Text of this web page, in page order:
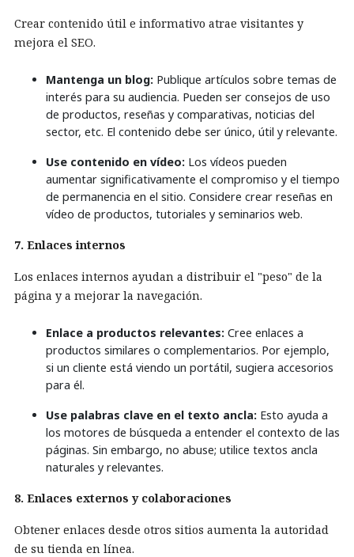
Crear contenido útil e informativo atrae visitantes y
mejora el SEO.
Mantenga un blog: Publique artículos sobre temas de
interés para su audiencia. Pueden ser consejos de uso
de productos, reseñas y comparativas, noticias del
sector, etc. El contenido debe ser único, útil y relevante.
Use contenido en vídeo: Los vídeos pueden
aumentar significativamente el compromiso y el tiempo
de permanencia en el sitio. Considere crear reseñas en
vídeo de productos, tutoriales y seminarios web.
7. Enlaces internos
Los enlaces internos ayudan a distribuir el "peso" de la
página y a mejorar la navegación.
Enlace a productos relevantes: Cree enlaces a
productos similares o complementarios. Por ejemplo,
si un cliente está viendo un portátil, sugiera accesorios
para él.
Use palabras clave en el texto ancla: Esto ayuda a
los motores de búsqueda a entender el contexto de las
páginas. Sin embargo, no abuse; utilice textos ancla
naturales y relevantes.
8. Enlaces externos y colaboraciones
Obtener enlaces desde otros sitios aumenta la autoridad
de su tienda en línea.